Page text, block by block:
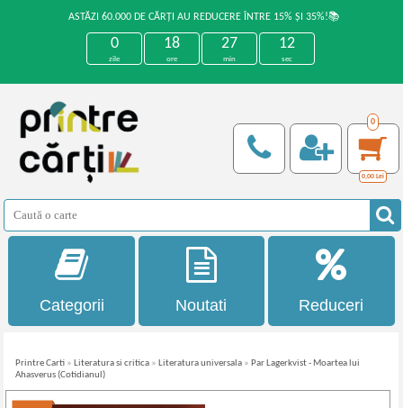
ASTĂZI 60.000 DE CĂRȚI AU REDUCERE ÎNTRE 15% ȘI 35%!📚
0
zile
18
ore
27
min
12
sec
0
0,00 Lei
Categorii Noutati Reduceri
Printre Carti » Literatura si critica » Literatura universala » Par Lagerkvist - Moartea lui
Ahasverus (Cotidianul)